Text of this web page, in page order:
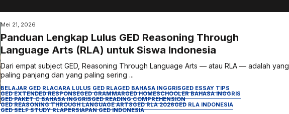
Mei 21, 2026
Panduan Lengkap Lulus GED Reasoning Through
Language Arts (RLA) untuk Siswa Indonesia
Dari empat subject GED, Reasoning Through Language Arts — atau RLA — adalah yang
paling panjang dan yang paling sering ...
BELAJAR GED RLACARA LULUS GED RLAGED BAHASA INGGRISGED ESSAY TIPS
GED EXTENDED RESPONSEGED GRAMMARGED HOMESCHOOLER BAHASA INGGRIS
GED PAKET C BAHASA INGGRISGED READING COMPREHENSION
GED REASONING THROUGH LANGUAGE ARTSGED RLA 2026GED RLA INDONESIA
GED SELF STUDY RLAPERSIAPAN GED INDONESIA